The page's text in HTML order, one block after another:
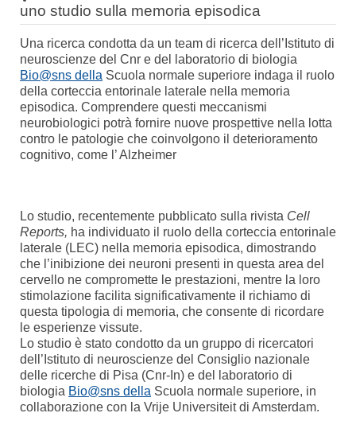
uno studio sulla memoria episodica
Una ricerca condotta da un team di ricerca dell’Istituto di
neuroscienze del Cnr e del laboratorio di biologia
Bio@sns della Scuola normale superiore indaga il ruolo
della corteccia entorinale laterale nella memoria
episodica. Comprendere questi meccanismi
neurobiologici potrà fornire nuove prospettive nella lotta
contro le patologie che coinvolgono il deterioramento
cognitivo, come l’ Alzheimer
Lo studio, recentemente pubblicato sulla rivista Cell
Reports, ha individuato il ruolo della corteccia entorinale
laterale (LEC) nella memoria episodica, dimostrando
che l’inibizione dei neuroni presenti in questa area del
cervello ne compromette le prestazioni, mentre la loro
stimolazione facilita significativamente il richiamo di
questa tipologia di memoria, che consente di ricordare
le esperienze vissute.
Lo studio è stato condotto da un gruppo di ricercatori
dell’Istituto di neuroscienze del Consiglio nazionale
delle ricerche di Pisa (Cnr-In) e del laboratorio di
biologia Bio@sns della Scuola normale superiore, in
collaborazione con la Vrije Universiteit di Amsterdam.